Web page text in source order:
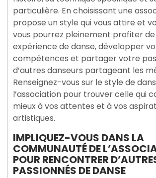
particulière. En choisissant une
propose un style qui vous attire et
vous pourrez pleinement profiter
expérience de danse, développer
compétences et partager votre
d’autres danseurs partageant les
Renseignez-vous sur le style de
l’association pour trouver celle qui
mieux à vos attentes et à vos
artistiques.
IMPLIQUEZ-VOUS DANS LA
COMMUNAUTÉ DE
POUR RENCONTRER
PASSIONNÉS DE DANSE